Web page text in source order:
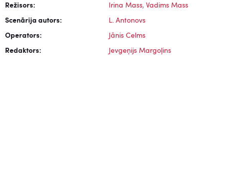
Režisors: Irina Mass, Vadims Mass
Scenārija autors: L. Antonovs
Operators: Jānis Celms
Redaktors: Jevgeņijs Margoļins